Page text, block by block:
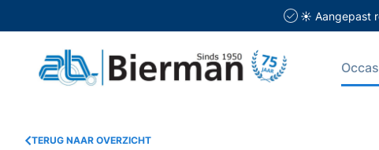
☀️ Aangepast
TERUG NAAR OVERZICHT